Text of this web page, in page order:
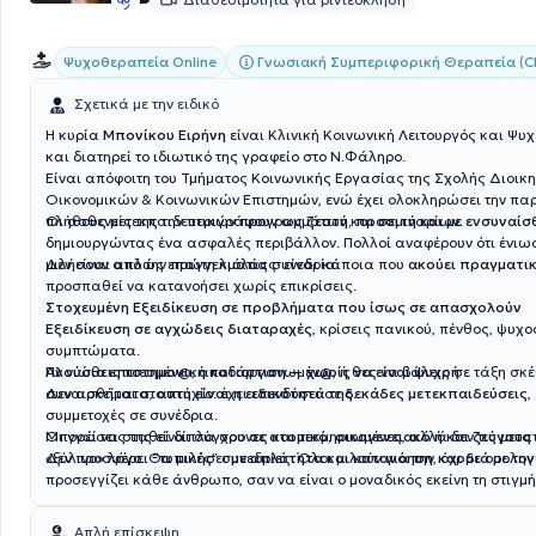
Ψυχοθεραπεία Online Γνωσιακή Συμπεριφορική Θεραπεία
Σχετικά με την ειδικό
Η κυρία Μπονίκου Ειρήνη είναι Κλινική Κοινωνική Λειτουργός και
και διατηρεί το ιδιωτικό της γραφείο στο Ν.Φάληρο.
Είναι απόφοιτη του Τμήματος Κοινωνικής Εργασίας της Σχολής
Οικονομικών & Κοινωνικών Επιστημών, ενώ έχει ολοκληρώσει την
πλήθους μετεκπαιδευτικών προγραμμάτων και σεμιναρίων.
Οι ασθενείς της την περιγράφουν ωςζεστή, προσιτή και με
δημιουργώντας ένα ασφαλές περιβάλλον. Πολλοί αναφέρουν ότι
μιλήσουν από την πρώτη κιόλας συνεδρία.
Δεν είναι απλώς επαγγελματίας· είναι κάποια που ακούει
προσπαθεί να κατανοήσει χωρίς επικρίσεις.
Στοχευμένη Εξειδίκευση σε προβλήματα που ίσως σε απασχολούν
Εξειδίκευση σε αγχώδεις διαταραχές, κρίσεις πανικού, πένθος,
συμπτώματα.
Αν νιώθεις πιεσμέν@, αποδιοργανωμέν@, ή θες να βάλεις σε τάξη
συναισθήματα,αυτή είναι η ειδικότητά της.
Πλούσια επιστημονική κατάρτιση — χωρίς να είναι ψυχρή
Δεν αρκείται στο πτυχίο: έχει επενδύσει σεδεκάδες μετεκπαιδεύσεις,
συμμετοχές σε συνέδρια.
Οι γνώσεις της είναι σύγχρονες και τεκμηριωμένες, αλλά δεν τις
«ξύλινο» λόγο. Θα μιλήσειμε απλότητα και κατανόηση, όχι με
Μπορεί να σταθεί δίπλα σουσε ατομικό, οικογενειακό ή και
Δεν προσφέρει “τυπικές” συνεδρίες. Όλοι μιλούν για τηνκαρδιάμε
προσεγγίζει κάθε άνθρωπο, σαν να είναι ο μοναδικός εκείνη τη
Απλή επίσκεψη